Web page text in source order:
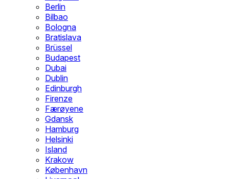
Berlin
Bilbao
Bologna
Bratislava
Brüssel
Budapest
Dubai
Dublin
Edinburgh
Firenze
Færøyene
Gdansk
Hamburg
Helsinki
Island
Krakow
København